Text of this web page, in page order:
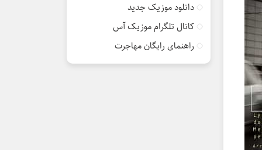
دانلود موزیک جدید
کانال تلگرام موزیک آس
راهنمای رایگان مهاجرت